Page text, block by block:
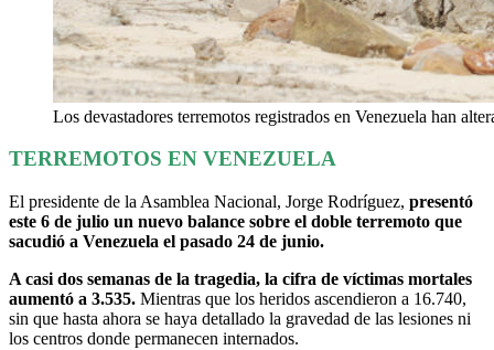
Los devastadores terremotos registrados en Venezuela han
TERREMOTOS EN VENEZUELA
El presidente de la Asamblea Nacional, Jorge Rodríguez, presentó
este 6 de julio un nuevo balance sobre el doble terremoto que
sacudió a Venezuela el pasado 24 de junio.
A casi dos semanas de la tragedia, la cifra de víctimas mortales
aumentó a 3.535. Mientras que los heridos ascendieron a 16.740,
sin que hasta ahora se haya detallado la gravedad de las lesiones ni
los centros donde permanecen internados.